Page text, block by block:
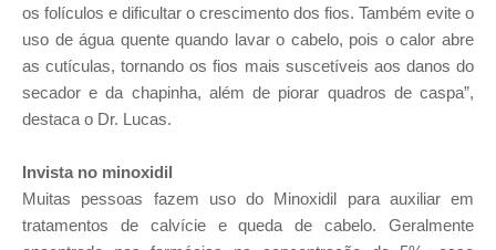
os folículos e dificultar o crescimento dos fios. Também evite o
uso de água quente quando lavar o cabelo, pois o calor abre
as cutículas, tornando os fios mais suscetíveis aos danos do
secador e da chapinha, além de piorar quadros de caspa”,
destaca o Dr. Lucas.
Invista no minoxidil
Muitas pessoas fazem uso do Minoxidil para auxiliar em
tratamentos de calvície e queda de cabelo. Geralmente